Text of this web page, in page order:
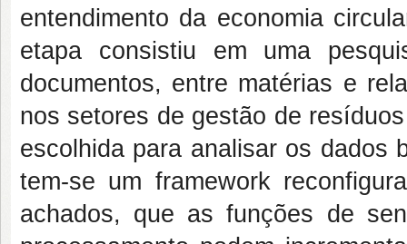
entendimento da economia
etapa consistiu em uma
documentos, entre matérias e
nos setores de gestão de
escolhida para analisar os dados
tem-se um framework
achados, que as funções de